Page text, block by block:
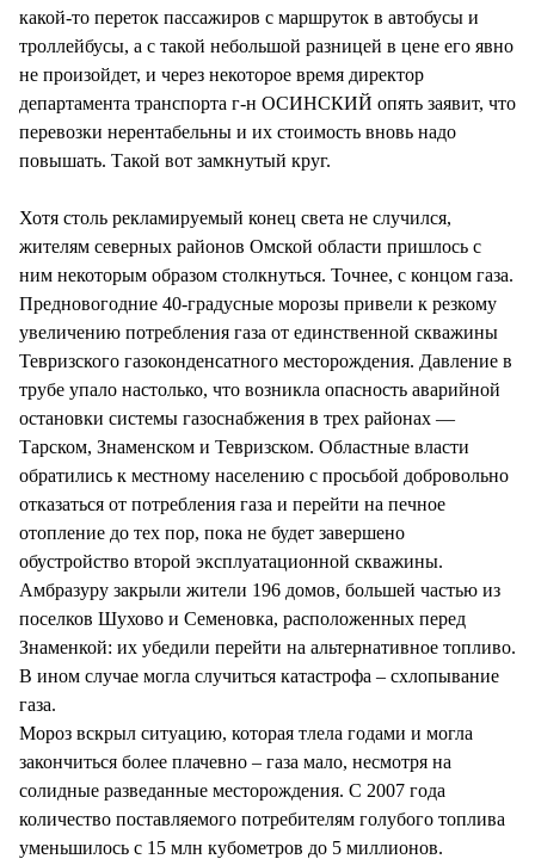
какой-то переток пассажиров с маршруток в автобусы и
троллейбусы, а с такой небольшой разницей в цене его явно
не произойдет, и через некоторое время директор
департамента транспорта г-н ОСИНСКИЙ опять заявит, что
перевозки нерентабельны и их стоимость вновь надо
повышать. Такой вот замкнутый круг.
Хотя столь рекламируемый конец света не случился,
жителям северных районов Омской области пришлось с
ним некоторым образом столкнуться. Точнее, с концом газа.
Предновогодние 40-градусные морозы привели к резкому
увеличению потребления газа от единственной скважины
Тевризского газоконденсатного месторождения. Давление в
трубе упало настолько, что возникла опасность аварийной
остановки системы газоснабжения в трех районах —
Тарском, Знаменском и Тевризском. Областные власти
обратились к местному населению с просьбой добровольно
отказаться от потребления газа и перейти на печное
отопление до тех пор, пока не будет завершено
обустройство второй эксплуатационной скважины.
Амбразуру закрыли жители 196 домов, большей частью из
поселков Шухово и Семеновка, расположенных перед
Знаменкой: их убедили перейти на альтернативное топливо.
В ином случае могла случиться катастрофа – схлопывание
газа.
Мороз вскрыл ситуацию, которая тлела годами и могла
закончиться более плачевно – газа мало, несмотря на
солидные разведанные месторождения. С 2007 года
количество поставляемого потребителям голубого топлива
уменьшилось с 15 млн кубометров до 5 миллионов.